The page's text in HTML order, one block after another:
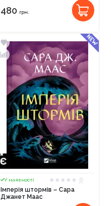
480 грн.
У наявності
0
Імперія штормів – Сара
Джанет Маас